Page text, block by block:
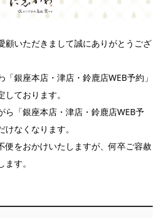
顧いただきまして誠にありがとうござ
銀座本店・津店・鈴鹿店WEB予約」
ております。
ら「銀座本店・津店・鈴鹿店WEB予
なくなります。
便をおかけいたしますが、何卒ご容赦
す。